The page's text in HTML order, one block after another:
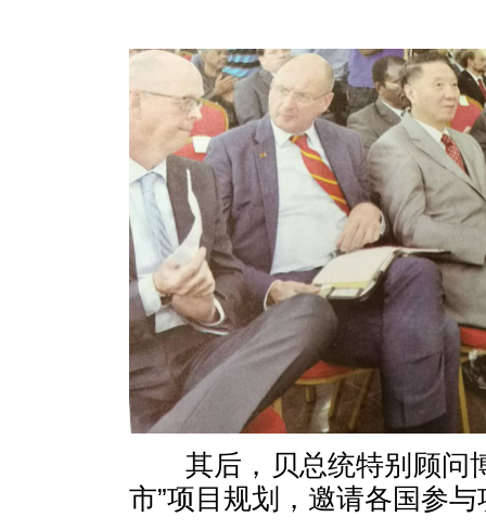
其后，贝总统特别顾问博
市”项目规划，邀请各国参